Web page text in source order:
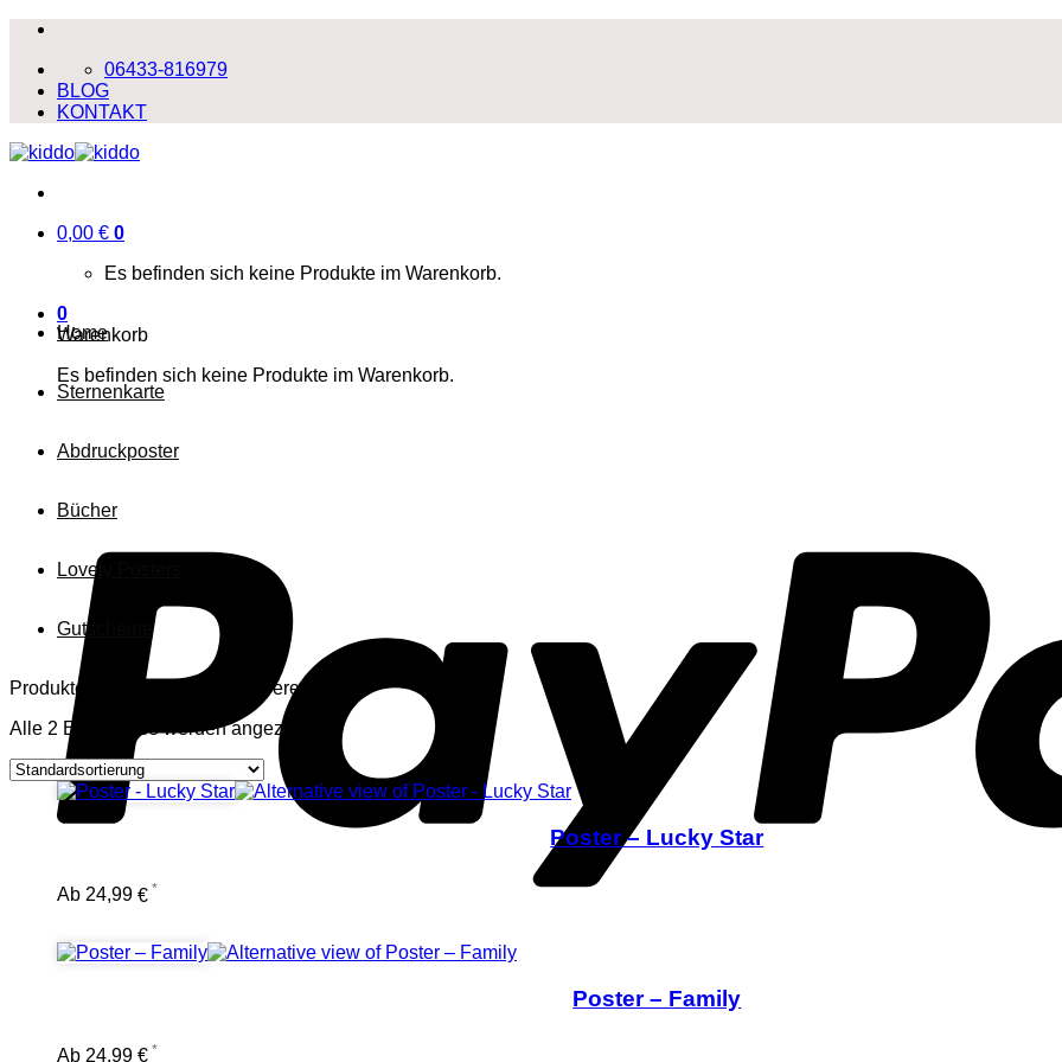
Zum
springen
06433-816979
BLOG
KONTAKT
0,00 € 0
Es befinden sich keine Produkte im Warenkorb.
0
Warenkorb
Es befinden sich keine Produkte im Warenkorb.
Home
Sternenkarte
Abdruckposter
Bücher
Lovely Posters
Gutscheine
Produkte verschlagwortet mit „veredelt“
Alle 2 Ergebnisse werden angezeigt
Poster – Lucky Star
Ab 24,99 €
Poster – Family
Ab 24,99 €